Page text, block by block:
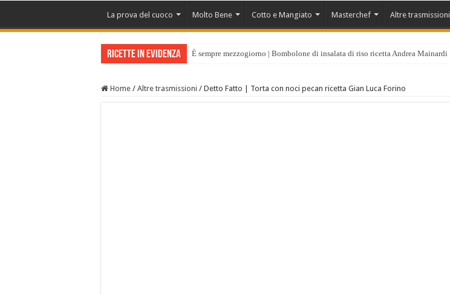
La prova del cuoco Molto Bene Cotto e Mangiato Masterchef Altre trasmissioni
Ricette in evidenza È sempre mezzogiorno | Bombolone di insalata di riso ricetta Andrea Mainardi
Home / Altre trasmissioni / Detto Fatto | Torta con noci pecan ricetta Gian Luca Forino